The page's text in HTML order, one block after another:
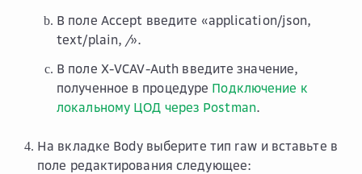
В поле Accept введите «application/json,
text/plain, /».
В поле X-VCAV-Auth введите значение,
полученное в процедуре Подключение к
локальному ЦОД через Postman.
На вкладке Bodyвыберите тип raw и вставьте в
поле редактирования следующее: